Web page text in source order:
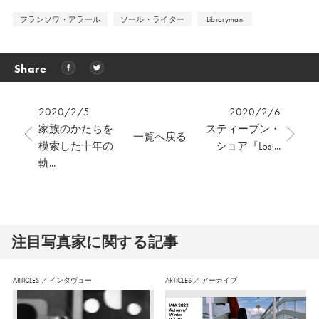
フランソワ・アラール ソール・ライター Libraryman
Share
2020/2/5
家族のかたちを
模索した十年の
軌...
2020/2/6
スティーブン・
ショア『Los ...
一覧へ戻る
注⽬写真家に関する記事
ARTICLES ／ インタヴュー ARTICLES ／ アーカイブ